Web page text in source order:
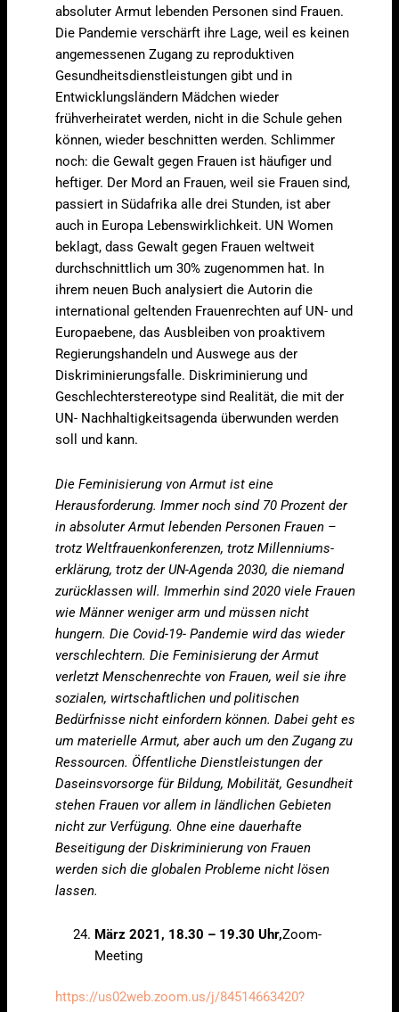
absoluter Armut lebenden Personen sind Frauen.
Die Pandemie verschärft ihre Lage, weil es keinen
angemessenen Zugang zu reproduktiven
Gesundheitsdienstleistungen gibt und in
Entwicklungsländern Mädchen wieder
frühverheiratet werden, nicht in die Schule gehen
können, wieder beschnitten werden. Schlimmer
noch: die Gewalt gegen Frauen ist häufiger und
heftiger. Der Mord an Frauen, weil sie Frauen sind,
passiert in Südafrika alle drei Stunden, ist aber
auch in Europa Lebenswirklichkeit. UN Women
beklagt, dass Gewalt gegen Frauen weltweit
durchschnittlich um 30% zugenommen hat. In
ihrem neuen Buch analysiert die Autorin die
international geltenden Frauenrechten auf UN- und
Europaebene, das Ausbleiben von proaktivem
Regierungshandeln und Auswege aus der
Diskriminierungsfalle. Diskriminierung und
Geschlechterstereotype sind Realität, die mit der
UN- Nachhaltigkeitsagenda überwunden werden
soll und kann.
Die Feminisierung von Armut ist eine
Herausforderung. Immer noch sind 70 Prozent der
in absoluter Armut lebenden Personen Frauen –
trotz Weltfrauenkonferenzen, trotz Millenniums-
erklärung, trotz der UN-Agenda 2030, die niemand
zurücklassen will. Immerhin sind 2020 viele Frauen
wie Männer weniger arm und müssen nicht
hungern. Die Covid-19- Pandemie wird das wieder
verschlechtern. Die Feminisierung der Armut
verletzt Menschenrechte von Frauen, weil sie ihre
sozialen, wirtschaftlichen und politischen
Bedürfnisse nicht einfordern können. Dabei geht es
um materielle Armut, aber auch um den Zugang zu
Ressourcen. Öffentliche Dienstleistungen der
Daseinsvorsorge für Bildung, Mobilität, Gesundheit
stehen Frauen vor allem in ländlichen Gebieten
nicht zur Verfügung. Ohne eine dauerhafte
Beseitigung der Diskriminierung von Frauen
werden sich die globalen Probleme nicht lösen
lassen.
März 2021, 18.30 – 19.30 Uhr,Zoom-
Meeting
https://us02web.zoom.us/j/84514663420?